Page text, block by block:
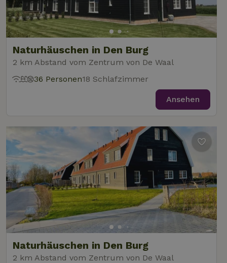
Naturhäuschen in Den Burg
2 km Abstand vom Zentrum von De Waal
36 Personen18 Schlafzimmer
Ansehen
Naturhäuschen in Den Burg
2 km Abstand vom Zentrum von De Waal